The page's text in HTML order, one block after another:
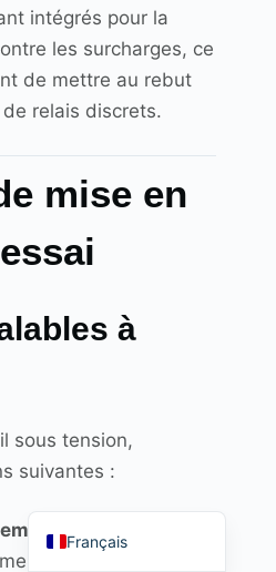
intégrés pour la
les surcharges, ce
de mettre au rebut
relais discrets.
mise en
à
sous tension,
suivantes :
mécanique
le contacteur (si la
Français
हिन्दी
Русский
Deutsch
Español
Português do Brasil